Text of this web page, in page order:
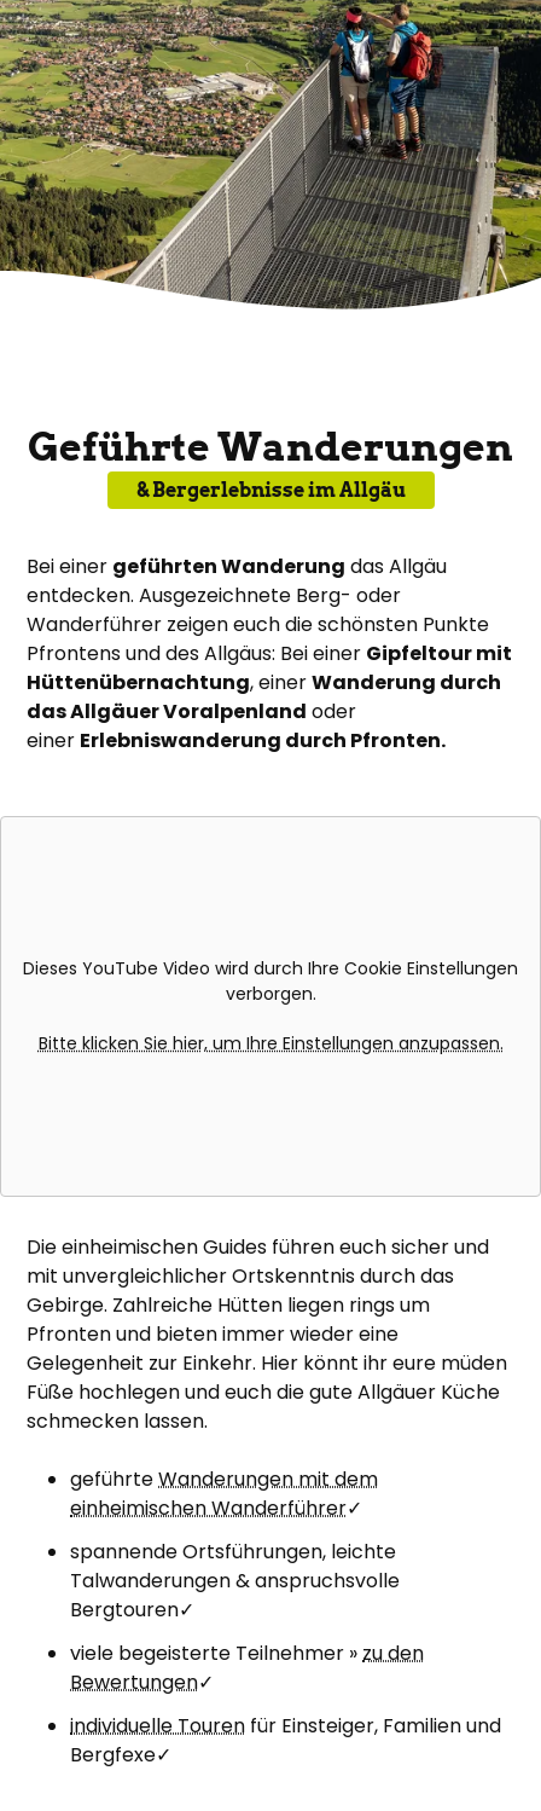
Geführte Wanderungen
& Bergerlebnisse im Allgäu
Bei einer geführten Wanderung das Allgäu
entdecken. Ausgezeichnete Berg- oder
Wanderführer zeigen euch die schönsten Punkte
Pfrontens und des Allgäus: Bei einer Gipfeltour mit
Hüttenübernachtung, einerWanderung durch
das Allgäuer Voralpenland oder
einer Erlebniswanderung durch Pfronten.
Dieses YouTube Video wird durch Ihre Cookie Einstellungen
verborgen.
Bitte klicken Sie hier, um Ihre Einstellungen anzupassen.
Die einheimischen Guides führen euch sicher und
mit unvergleichlicher Ortskenntnis durch das
Gebirge. Zahlreiche Hütten liegen rings um
Pfronten und bieten immer wieder eine
Gelegenheit zur Einkehr. Hier könnt ihr eure müden
Füße hochlegen und euch die gute Allgäuer Küche
schmecken lassen.
geführteWanderungen mit dem
einheimischen Wanderführer✓
spannende Ortsführungen, leichte
Talwanderungen & anspruchsvolle
Bergtouren✓
viele begeisterte Teilnehmer »zu den
Bewertungen✓
individuelle Touren für Einsteiger, Familien und
Bergfexe✓